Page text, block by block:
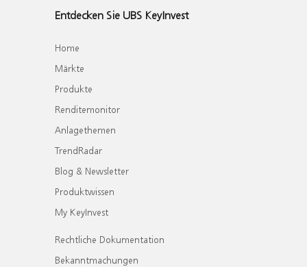
Entdecken Sie UBS KeyInvest
Home
Märkte
Produkte
Renditemonitor
Anlagethemen
TrendRadar
Blog & Newsletter
Produktwissen
My KeyInvest
Rechtliche Dokumentation
Bekanntmachungen